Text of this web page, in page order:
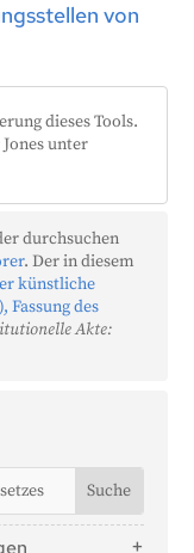
von
dieses Tools.
unter
durchsuchen
. Der in diesem
künstliche
Fassung des
Akte: